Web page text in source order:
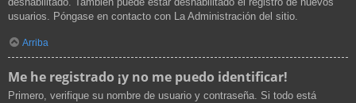
usuarios. Póngase en contacto con La Administración del sitio.
Arriba
Me he registrado ¡y no me puedo identificar!
Primero, verifique su nombre de usuario y contraseña. Si todo está